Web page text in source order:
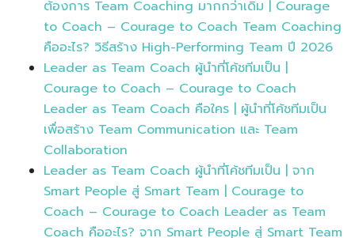
ต้องการ Team Coaching มากกว่าเดิม | Courage
to Coach – Courage to Coach Team Coaching
คืออะไร? วิธีสร้าง High-Performing Team ปี 2026
Leader as Team Coach ผู้นำที่โค้ชทีมเป็น |
Courage to Coach – Courage to Coach
Leader as Team Coach คือใคร | ผู้นำที่โค้ชทีมเป็น
เพื่อสร้าง Team Communication และ Team
Collaboration
Leader as Team Coach ผู้นำที่โค้ชทีมเป็น | จาก
Smart People สู่ Smart Team | Courage to
Coach – Courage to Coach Leader as Team
Coach คืออะไร? จาก Smart People สู่ Smart Team